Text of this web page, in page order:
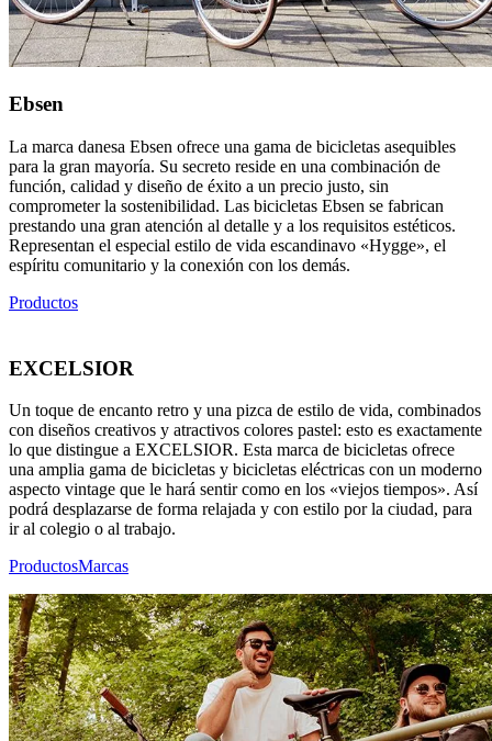
Ebsen
La marca danesa Ebsen ofrece una gama de bicicletas asequibles
para la gran mayoría. Su secreto reside en una combinación de
función, calidad y diseño de éxito a un precio justo, sin
comprometer la sostenibilidad. Las bicicletas Ebsen se fabrican
prestando una gran atención al detalle y a los requisitos estéticos.
Representan el especial estilo de vida escandinavo «Hygge», el
espíritu comunitario y la conexión con los demás.
Productos
EXCELSIOR
Un toque de encanto retro y una pizca de estilo de vida, combinados
con diseños creativos y atractivos colores pastel: esto es exactamente
lo que distingue a EXCELSIOR. Esta marca de bicicletas ofrece
una amplia gama de bicicletas y bicicletas eléctricas con un moderno
aspecto vintage que le hará sentir como en los «viejos tiempos». Así
podrá desplazarse de forma relajada y con estilo por la ciudad, para
ir al colegio o al trabajo.
ProductosMarcas